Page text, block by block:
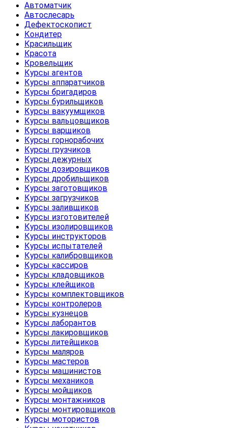
Автоматчик
Автослесарь
Дефектоскопист
Кондитер
Красильщик
Красота
Кровельщик
Курсы агентов
Курсы аппаратчиков
Курсы бригадиров
Курсы бурильщиков
Курсы вакуумщиков
Курсы вальцовщиков
Курсы варщиков
Курсы горнорабочих
Курсы грузчиков
Курсы дежурных
Курсы дозировщиков
Курсы дробильщиков
Курсы заготовщиков
Курсы загрузчиков
Курсы заливщиков
Курсы изготовителей
Курсы изолировщиков
Курсы инструкторов
Курсы испытателей
Курсы калибровщиков
Курсы кассиров
Курсы кладовщиков
Курсы клейщиков
Курсы комплектовщиков
Курсы контролеров
Курсы кузнецов
Курсы лаборантов
Курсы лакировщиков
Курсы литейщиков
Курсы маляров
Курсы мастеров
Курсы машинистов
Курсы механиков
Курсы мойщиков
Курсы монтажников
Курсы монтировщиков
Курсы мотористов